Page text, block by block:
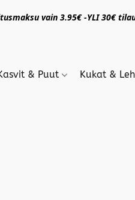
vain 3.95€ -YLI 30€
& Puut Kukat &